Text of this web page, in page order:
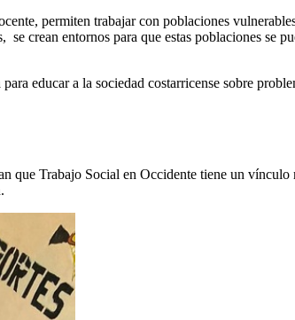
permiten trabajar con poblaciones
crean entornos para que estas poblaciones se
educar a la sociedad costarricense sobre
que Trabajo Social en Occidente tiene un